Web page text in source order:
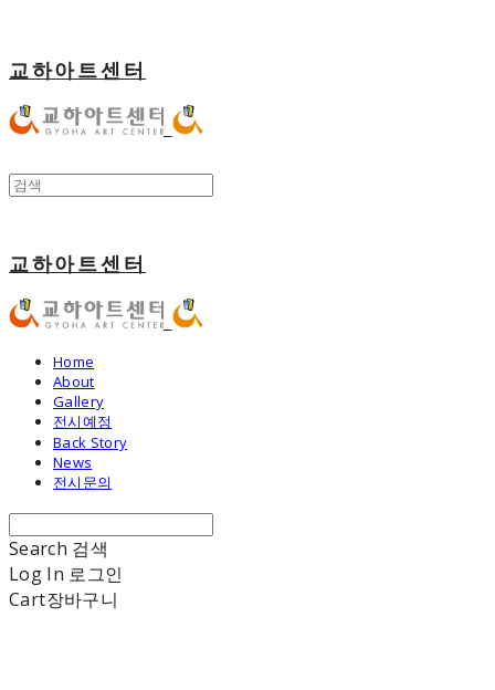
교하아트센터
교하아트센터
Home
About
Gallery
전시예정
Back Story
News
전시문의
Search 검색
Log In 로그인
Cart장바구니